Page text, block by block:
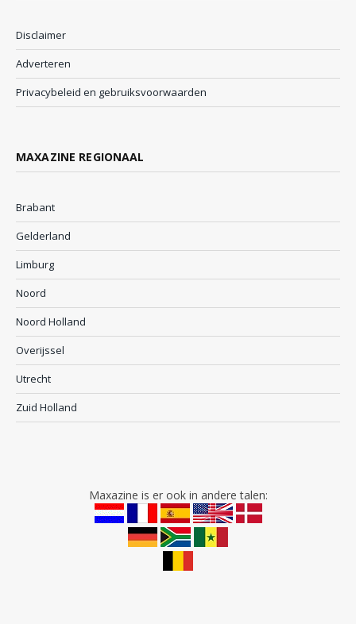
Disclaimer
Adverteren
Privacybeleid en gebruiksvoorwaarden
MAXAZINE REGIONAAL
Brabant
Gelderland
Limburg
Noord
Noord Holland
Overijssel
Utrecht
Zuid Holland
Maxazine is er ook in andere talen: